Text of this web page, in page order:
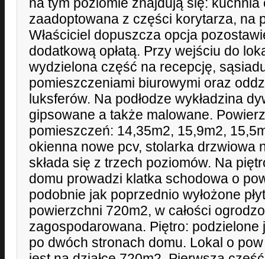
na tym poziomie znajdują się:
zaadoptowana z części korytarza, na
Właściciel dopuszcza opcja
dodatkową opłatą. Przy wejściu do
wydzielona część na recepcję,
pomieszczeniami biurowymi oraz
luksferów. Na podłodze wykładzina
gipsowane a także malowane.
pomieszczeń: 14,35m2, 15,9m2,
okienna nowe pcv, stolarka drzwiowa
składa się z trzech poziomów. Na
domu prowadzi klatka schodowa o
podobnie jak poprzednio wyłożone
powierzchni 720m2, w całości
zagospodarowana. Piętro: podzielone
po dwóch stronach domu. Lokal o